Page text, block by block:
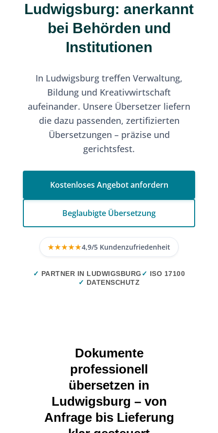
Ludwigsburg: anerkannt
bei Behörden und
Institutionen
In Ludwigsburg treffen Verwaltung,
Bildung und Kreativwirtschaft
aufeinander. Unsere Übersetzer liefern
die dazu passenden, zertifizierten
Übersetzungen – präzise und
gerichtsfest.
Kostenloses Angebot anfordern
Beglaubigte Übersetzung
★★★★★4,9/5 Kundenzufriedenheit
✓ PARTNER IN LUDWIGSBURG ✓ ISO 17100
✓ DATENSCHUTZ
Dokumente
professionell
übersetzen in
Ludwigsburg – von
Anfrage bis Lieferung